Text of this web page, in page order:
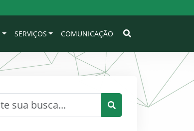
SERVIÇOS COMUNICAÇÃO
Pesquisar